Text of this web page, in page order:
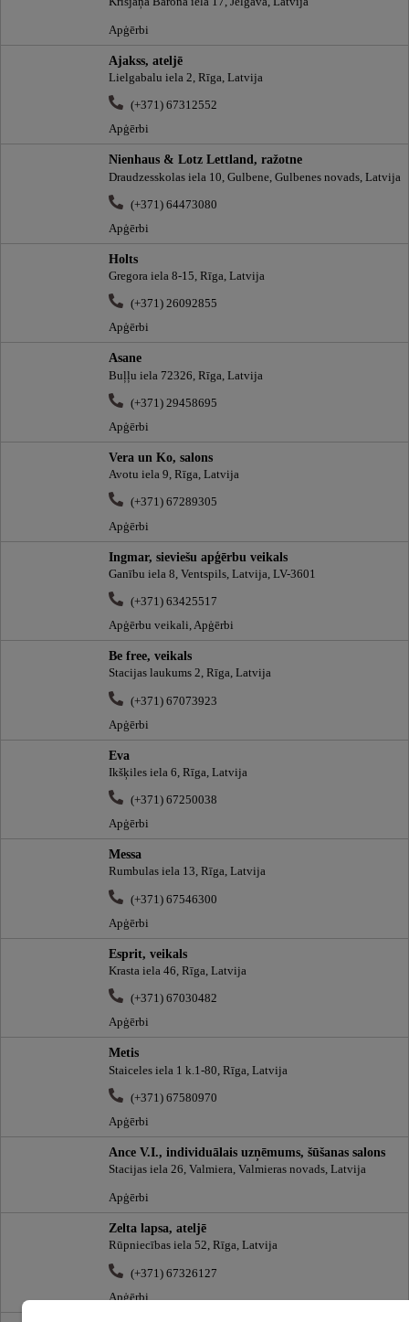
Apģērbi
Ajakss, ateljē
Lielgabalu iela 2, Rīga, Latvija
(+371) 67312552
Apģērbi
Nienhaus & Lotz Lettland, ražotne
Draudzesskolas iela 10, Gulbene, Gulbenes novads, Latvija
(+371) 64473080
Apģērbi
Holts
Gregora iela 8-15, Rīga, Latvija
(+371) 26092855
Apģērbi
Asane
Buļļu iela 72326, Rīga, Latvija
(+371) 29458695
Apģērbi
Vera un Ko, salons
Avotu iela 9, Rīga, Latvija
(+371) 67289305
Apģērbi
Ingmar, sieviešu apģērbu veikals
Ganību iela 8, Ventspils, Latvija, LV-3601
(+371) 63425517
Apģērbu veikali, Apģērbi
Be free, veikals
Stacijas laukums 2, Rīga, Latvija
(+371) 67073923
Apģērbi
Eva
Ikšķiles iela 6, Rīga, Latvija
(+371) 67250038
Apģērbi
Messa
Rumbulas iela 13, Rīga, Latvija
(+371) 67546300
Apģērbi
Esprit, veikals
Krasta iela 46, Rīga, Latvija
(+371) 67030482
Apģērbi
Metis
Staiceles iela 1 k.1-80, Rīga, Latvija
(+371) 67580970
Apģērbi
Ance V.I., individuālais uzņēmums, šūšanas salons
Stacijas iela 26, Valmiera, Valmieras novads, Latvija
Apģērbi
Zelta lapsa, ateljē
Rūpniecības iela 52, Rīga, Latvija
(+371) 67326127
Apģērbi